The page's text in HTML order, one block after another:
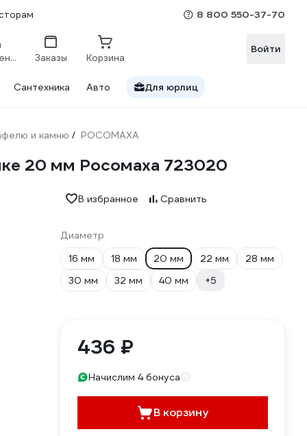
8 800 550-37-70
Сравнение Заказы Корзина
Войти
Сантехника Авто Для юрлиц
и камню / РОСОМАХА
20 мм Росомаха 723020
В избранное Сравнить
Диаметр
16 мм
18 мм 20 мм 22 мм
28 мм
30 мм
32 мм 40 мм +5
436 ₽
Начислим 4 бонуса
В корзину